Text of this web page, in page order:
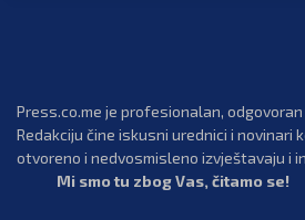
Press.co.me je profesionalan,
Redakciju čine iskusni urednici i novinari
otvoreno i nedvosmisleno izvještavaju i
Mi smo tu zbog Vas, čitamo se!